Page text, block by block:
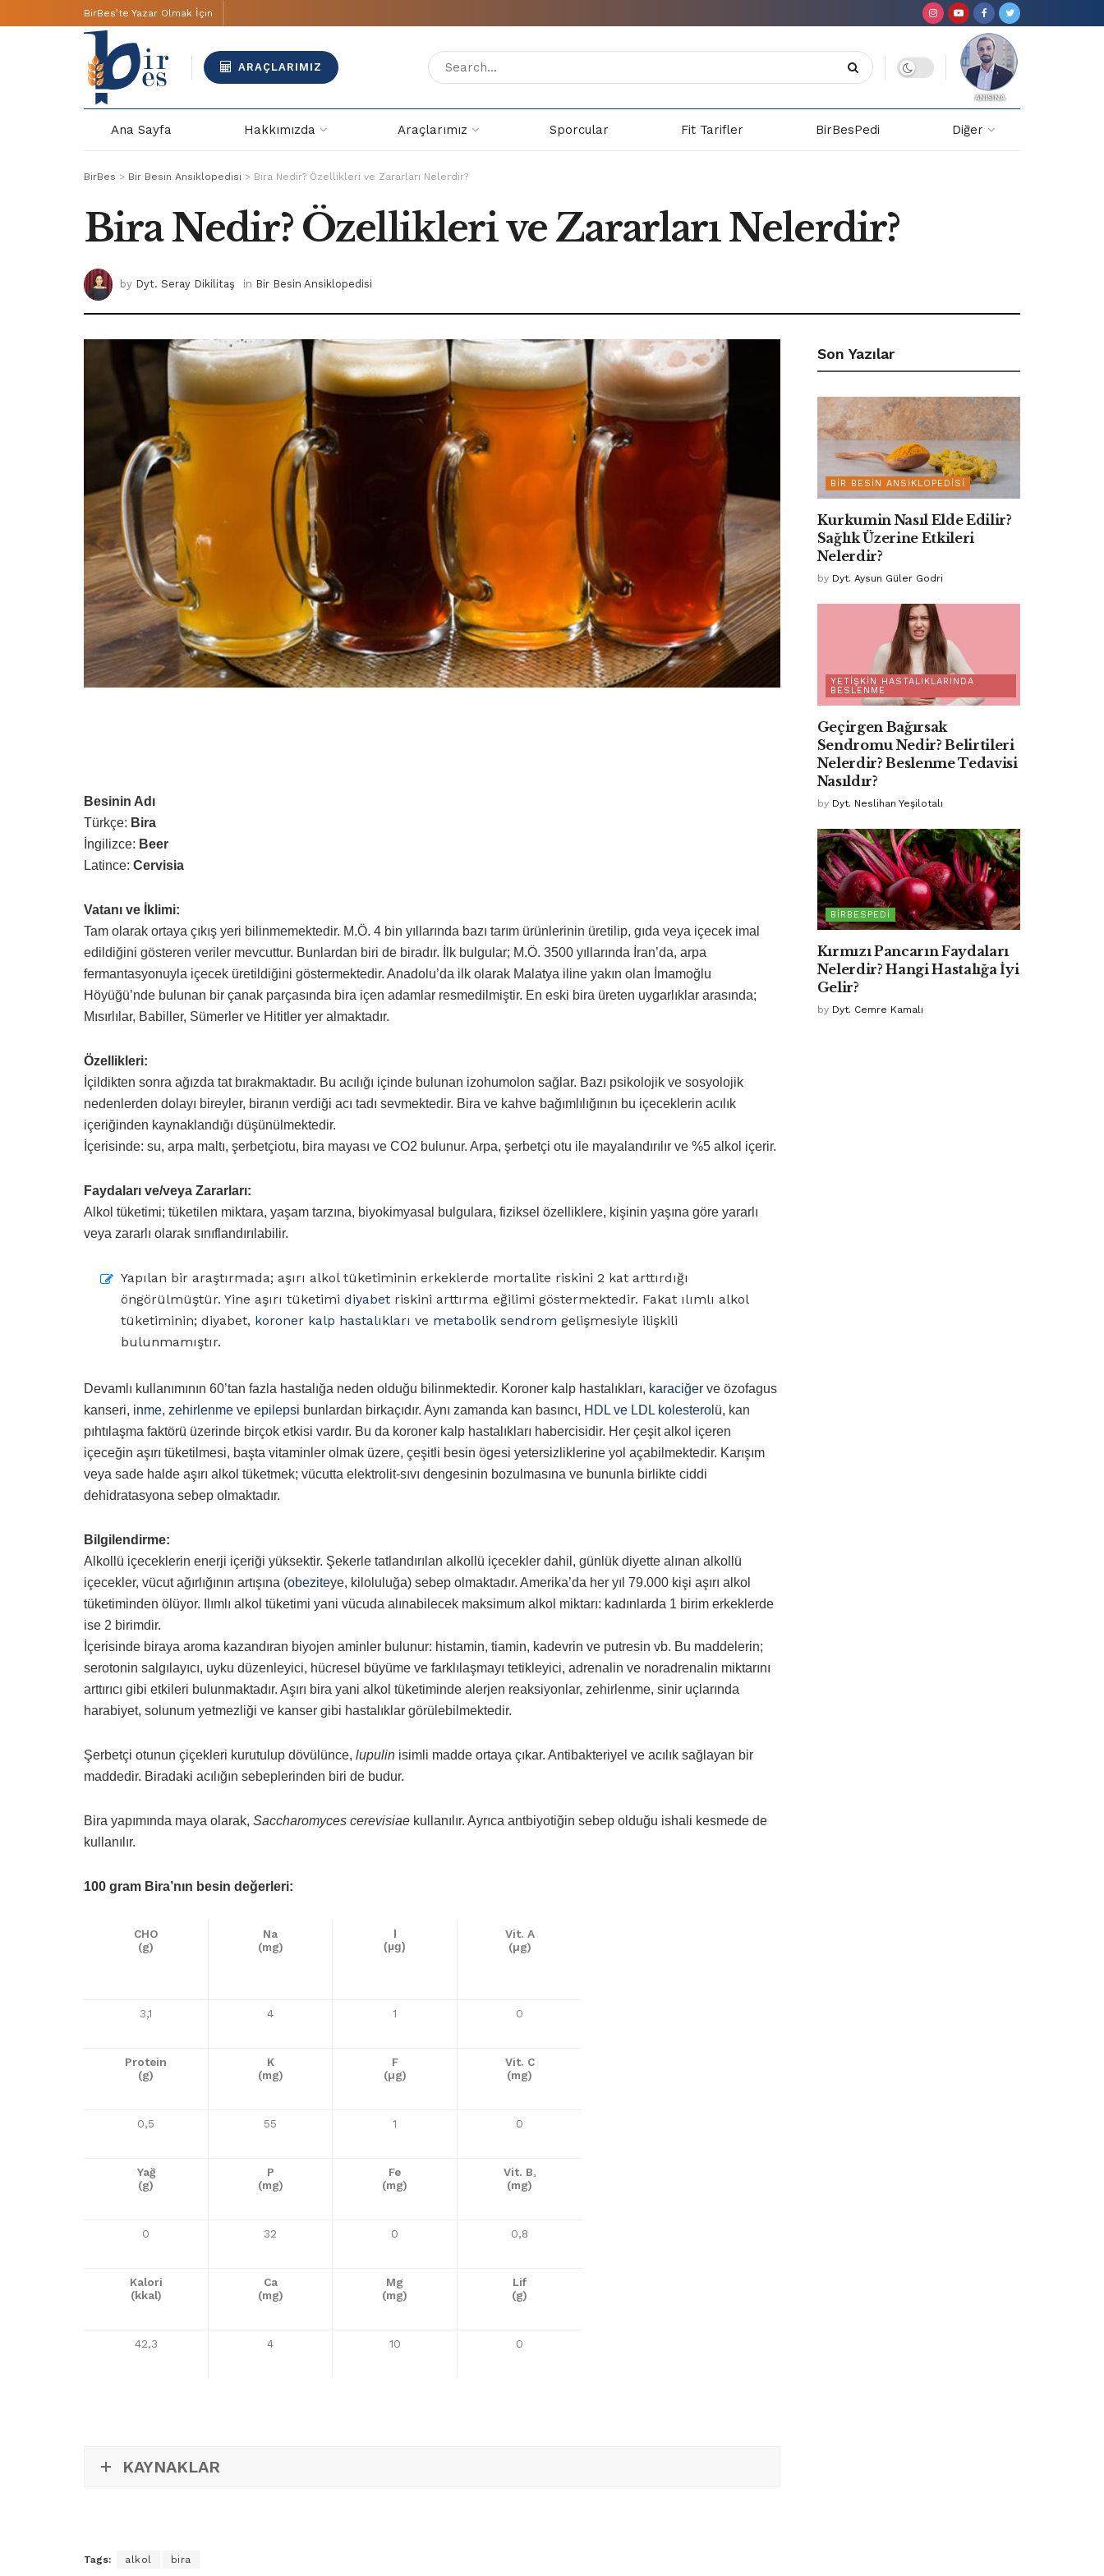
BirBes’te Yazar Olmak İçin
ARAÇLARIMIZ
Ana Sayfa Hakkımızda Araçlarımız Sporcular Fit Tarifler BirBesPedi Diğer
BirBes > Bir Besin Ansiklopedisi > Bira Nedir? Özellikleri ve Zararları Nelerdir?
Bira Nedir? Özellikleri ve Zararları Nelerdir?
by Dyt. Seray Dikilitaş in Bir Besin Ansiklopedisi
Besinin Adı
Türkçe: Bira
İngilizce: Beer
Latince: Cervisia
Vatanı ve İklimi:
Tam olarak ortaya çıkış yeri bilinmemektedir. M.Ö. 4 bin yıllarında bazı tarım ürünlerinin üretilip, gıda veya içecek imal
edildiğini gösteren veriler mevcuttur. Bunlardan biri de biradır. İlk bulgular; M.Ö. 3500 yıllarında İran’da, arpa
fermantasyonuyla içecek üretildiğini göstermektedir. Anadolu’da ilk olarak Malatya iline yakın olan İmamoğlu
Höyüğü’nde bulunan bir çanak parçasında bira içen adamlar resmedilmiştir. En eski bira üreten uygarlıklar arasında;
Mısırlılar, Babiller, Sümerler ve Hititler yer almaktadır.
Özellikleri:
İçildikten sonra ağızda tat bırakmaktadır. Bu acılığı içinde bulunan izohumolon sağlar. Bazı psikolojik ve sosyolojik
nedenlerden dolayı bireyler, biranın verdiği acı tadı sevmektedir. Bira ve kahve bağımlılığının bu içeceklerin acılık
içeriğinden kaynaklandığı düşünülmektedir.
İçerisinde: su, arpa maltı, şerbetçiotu, bira mayası ve CO2 bulunur. Arpa, şerbetçi otu ile mayalandırılır ve %5 alkol içerir.
Faydaları ve/veya Zararları:
Alkol tüketimi; tüketilen miktara, yaşam tarzına, biyokimyasal bulgulara, fiziksel özelliklere, kişinin yaşına göre yararlı
veya zararlı olarak sınıflandırılabilir.
Yapılan bir araştırmada; aşırı alkol tüketiminin erkeklerde mortalite riskini 2 kat arttırdığı
öngörülmüştür. Yine aşırı tüketimi diyabet riskini arttırma eğilimi göstermektedir. Fakat ılımlı alkol
tüketiminin; diyabet, koroner kalp hastalıkları ve metabolik sendrom gelişmesiyle ilişkili
bulunmamıştır.
Devamlı kullanımının 60’tan fazla hastalığa neden olduğu bilinmektedir. Koroner kalp hastalıkları, karaciğer ve özofagus
kanseri, inme, zehirlenme ve epilepsi bunlardan birkaçıdır. Aynı zamanda kan basıncı, HDL ve LDL kolesterol ü, kan
pıhtılaşma faktörü üzerinde birçok etkisi vardır. Bu da koroner kalp hastalıkları habercisidir. Her çeşit alkol içeren
içeceğin aşırı tüketilmesi, başta vitaminler olmak üzere, çeşitli besin ögesi yetersizliklerine yol açabilmektedir. Karışım
veya sade halde aşırı alkol tüketmek; vücutta elektrolit-sıvı dengesinin bozulmasına ve bununla birlikte ciddi
dehidratasyona sebep olmaktadır.
Bilgilendirme:
Alkollü içeceklerin enerji içeriği yüksektir. Şekerle tatlandırılan alkollü içecekler dahil, günlük diyette alınan alkollü
içecekler, vücut ağırlığının artışına (obeziteye, kiloluluğa) sebep olmaktadır. Amerika’da her yıl 79.000 kişi aşırı alkol
tüketiminden ölüyor. Ilımlı alkol tüketimi yani vücuda alınabilecek maksimum alkol miktarı: kadınlarda 1 birim erkeklerde
ise 2 birimdir.
İçerisinde biraya aroma kazandıran biyojen aminler bulunur: histamin, tiamin, kadevrin ve putresin vb. Bu maddelerin;
serotonin salgılayıcı, uyku düzenleyici, hücresel büyüme ve farklılaşmayı tetikleyici, adrenalin ve noradrenalin miktarını
arttırıcı gibi etkileri bulunmaktadır. Aşırı bira yani alkol tüketiminde alerjen reaksiyonlar, zehirlenme, sinir uçlarında
harabiyet, solunum yetmezliği ve kanser gibi hastalıklar görülebilmektedir.
Şerbetçi otunun çiçekleri kurutulup dövülünce, lupulin isimli madde ortaya çıkar. Antibakteriyel ve acılık sağlayan bir
maddedir. Biradaki acılığın sebeplerinden biri de budur.
Bira yapımında maya olarak, Saccharomyces cerevisiae kullanılır. Ayrıca antbiyotiğin sebep olduğu ishali kesmede de
kullanılır.
100 gram Bira’nın besin değerleri:
CHO
(g)
Na
(mg)
(µg)
Vit. A
(µg)
3,1 4 1 0
Protein
(g)
K
(mg)
F
(µg)
Vit. C
(mg)
0,5 55 1 0
Yağ
(g)
P
(mg)
Fe
(mg)
Vit. B³
(mg)
0 32 0 0,8
Kalori
(kkal)
Ca
(mg)
Mg
(mg)
Lif
(g)
42,3 4 10 0
KAYNAKLAR
Tags: alkol bira
Son Yazılar
BIR BESIN ANSIKLOPEDISI
Kurkumin Nasıl Elde Edilir?
Sağlık Üzerine Etkileri
Nelerdir?
by Dyt. Aysun Güler Godri
YETIŞKIN HASTALIKLARINDA
BESLENME
Geçirgen Bağırsak
Sendromu Nedir? Belirtileri
Nelerdir? Beslenme Tedavisi
Nasıldır?
by Dyt. Neslihan Yeşilotalı
BIRBESPEDI
Kırmızı Pancarın Faydaları
Nelerdir? Hangi Hastalığa İyi
Gelir?
by Dyt. Cemre Kamalı